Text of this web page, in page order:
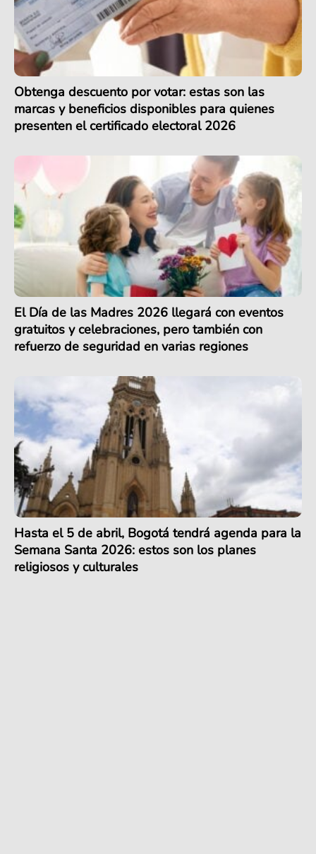
Obtenga descuento por votar: estas son las
marcas y beneficios disponibles para quienes
presenten el certificado electoral 2026
El Día de las Madres 2026 llegará con eventos
gratuitos y celebraciones, pero también con
refuerzo de seguridad en varias regiones
Hasta el 5 de abril, Bogotá tendrá agenda para la
Semana Santa 2026: estos son los planes
religiosos y culturales